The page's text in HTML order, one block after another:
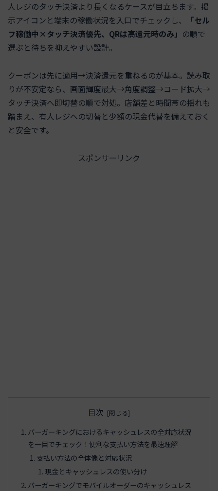
人レジのタッチ決済より長くなるケースが目立ちます。掲
示アイコンと端末の稼働状況を入口でチェックし、
「セル
フ稼働中×タッチ決済優先、QRは高還元時のみ」 の順で
選ぶと待ちを抑えやすい設計。
クーポンは先に適用→決済還元を重ねるのが基本。読み取
りが不安定なら、画面輝度最大→角度調整→コード拡大→
タッチ決済へ即切替の順で対処。店舗差と時間帯の揺れも
踏まえ、有人レジへの切替と少額の現金代替を備えておく
と安全です。
スポンサーリンク
目次
バーガーキングにおけるキャッシュレスの全対応状況
を一目でチェック！便利な支払い方法を最速理解
支払い方法の全体像と対応状況
現金とキャッシュレスの使い分け
バーガーキングでモバイルオーダーのキャッシュレス